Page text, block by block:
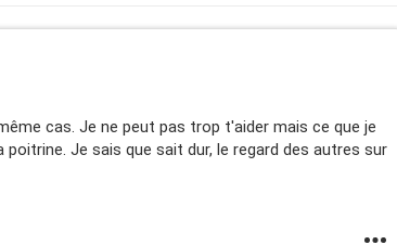
cas. Je ne peut pas trop t'aider mais ce que je
Je sais que sait dur, le regard des autres sur